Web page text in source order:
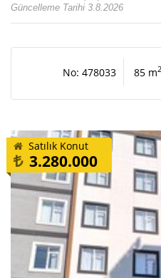
Güncelleme Tarihi 3.8.2026
No: 478033 85 m2
Satılık Konut
3.280.000